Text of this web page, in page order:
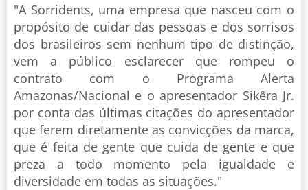
"A Sorridents, uma empresa que nasceu com o
propósito de cuidar das pessoas e dos sorrisos
dos brasileiros sem nenhum tipo de distinção,
vem a público esclarecer que rompeu o
contrato com o Programa Alerta
Amazonas/Nacional e o apresentador Sikêra Jr.
por conta das últimas citações do apresentador
que ferem diretamente as convicções da marca,
que é feita de gente que cuida de gente e que
preza a todo momento pela igualdade e
diversidade em todas as situações."